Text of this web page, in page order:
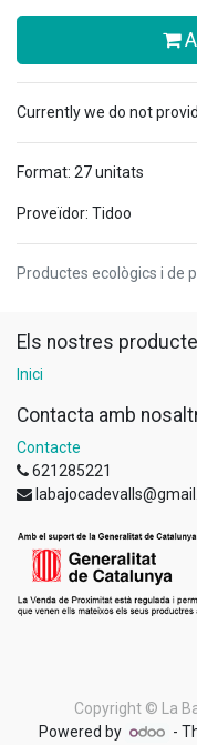
Currently we do not
Format: 27 unitats
Proveïdor: Tidoo
Productes ecològics i de
Els nostres
Inici
Contacta amb
Contacte
621285221
Copyright ©
La
Powered by
-